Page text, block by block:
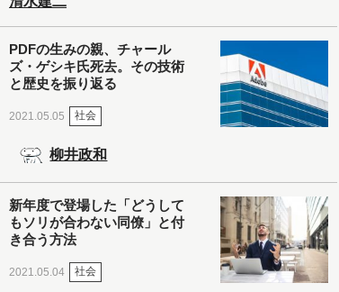
PDFの生みの親、チャール
ズ・ゲシキ氏死去。その技術
と歴史を振り返る
2021.05.05 社会
柳井政和
新年度で登場した「どうして
もソリが合わない同僚」と付
き合う方法
2021.05.04 社会